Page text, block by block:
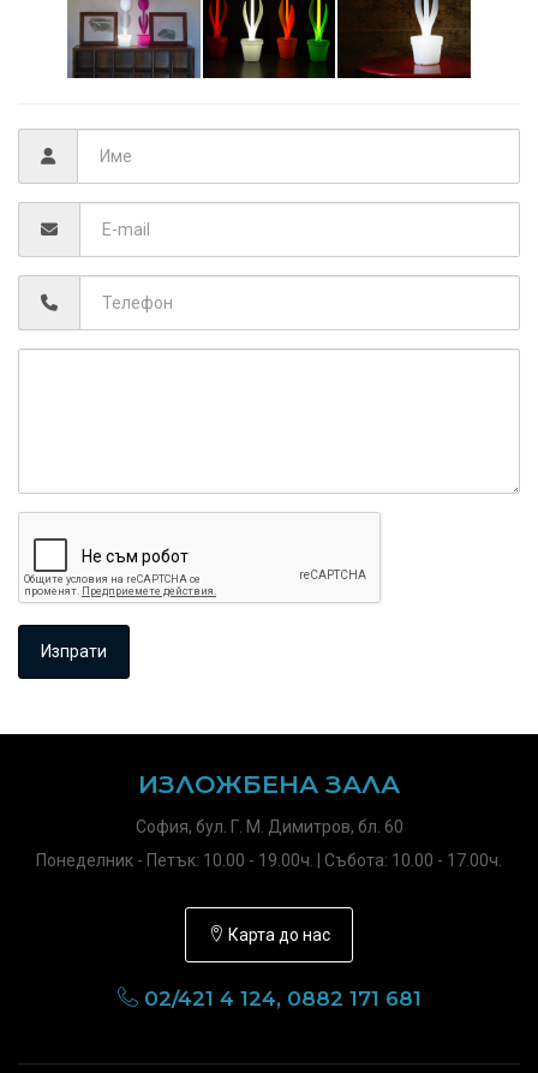
ИЗЛОЖБЕНА ЗАЛА
София, бул. Г. М. Димитров, бл. 60
Понеделник - Петък: 10.00 - 19.00ч. | Събота: 10.00 - 17.00ч.
Карта до нас
02/421 4 124, 0882 171 681